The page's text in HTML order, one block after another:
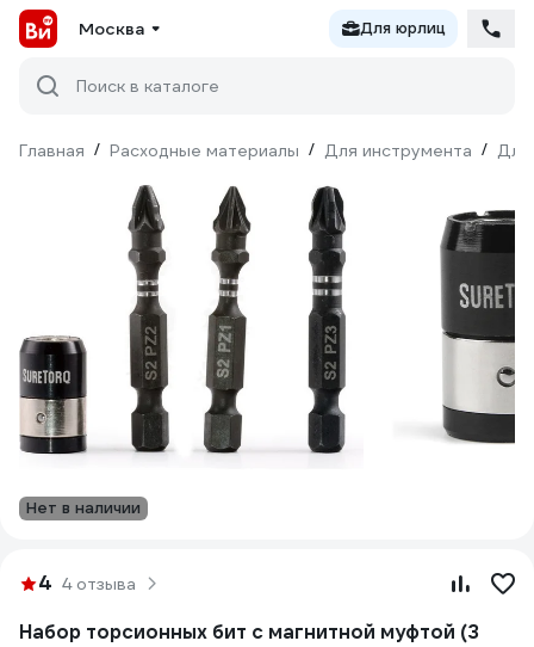
Москва Для юрлиц
Поиск в каталоге
Главная / Расходные материалы / Для инструмента / Для
Нет в наличии
4 4 отзыва
Набор торсионных бит с магнитной муфтой (3